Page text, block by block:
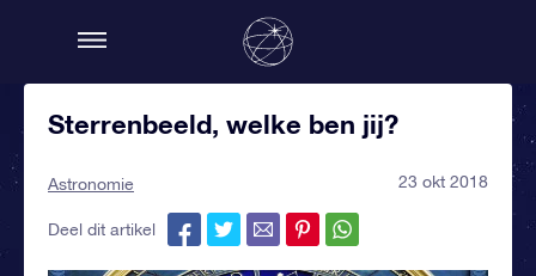
Sterrenbeeld, welke ben jij?
Astronomie 23 okt 2018
Deel dit artikel